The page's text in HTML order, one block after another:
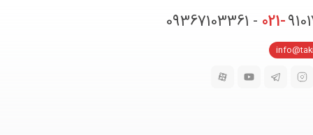
021-